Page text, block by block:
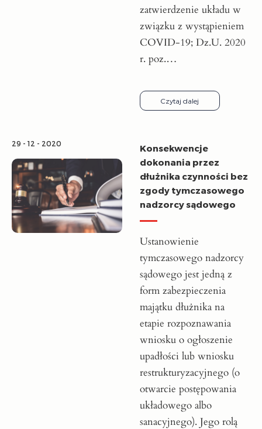
zatwierdzenie układu w
związku z wystąpieniem
COVID-19; Dz.U. 2020
r. poz.…
Czytaj dalej
29 - 12 - 2020
Konsekwencje
dokonania przez
dłużnika czynności bez
zgody tymczasowego
nadzorcy sądowego
Ustanowienie
tymczasowego nadzorcy
sądowego jest jedną z
form zabezpieczenia
majątku dłużnika na
etapie rozpoznawania
wniosku o ogłoszenie
upadłości lub wniosku
restrukturyzacyjnego (o
otwarcie postępowania
układowego albo
sanacyjnego). Jego rolą